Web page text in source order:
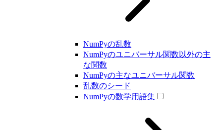
NumPyの乱数
NumPyのユニバーサル関数以外の主
な関数
NumPyの主なユニバーサル関数
乱数のシード
NumPyの数学用語集